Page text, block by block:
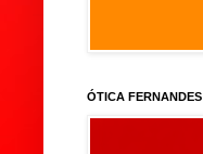
ÓTICA FERNANDES